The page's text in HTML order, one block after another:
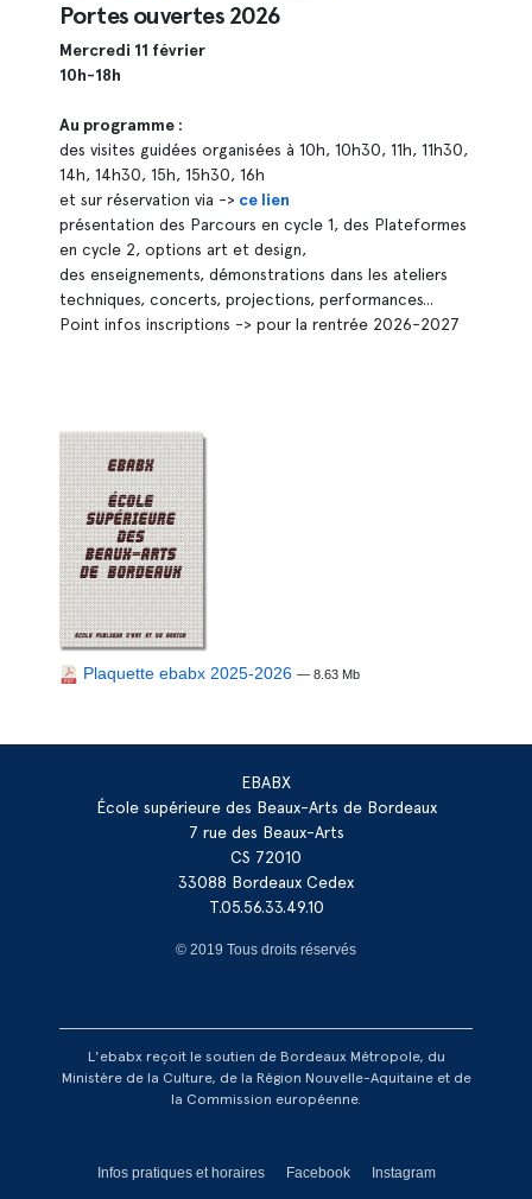
Portes ouvertes 2026
Mercredi 11 février
10h-18h
Au programme :
des visites guidées organisées à 10h, 10h30, 11h, 11h30,
14h, 14h30, 15h, 15h30, 16h
et sur réservation via -> ce lien
présentation des Parcours en cycle 1, des Plateformes
en cycle 2, options art et design,
des enseignements, démonstrations dans les ateliers
techniques, concerts, projections, performances...
Point infos inscriptions -> pour la rentrée 2026-2027
Plaquette ebabx 2025-2026 — 8.63 Mb
EBABX
École supérieure des Beaux-Arts de Bordeaux
7 rue des Beaux-Arts
CS 72010
33088 Bordeaux Cedex
T.05.56.33.49.10
© 2019 Tous droits réservés
L'ebabx reçoit le soutien de Bordeaux Métropole, du
Ministère de la Culture, de la Région Nouvelle-Aquitaine et de
la Commission européenne.
Réseaux footer
Infos pratiques et horaires Facebook Instagram